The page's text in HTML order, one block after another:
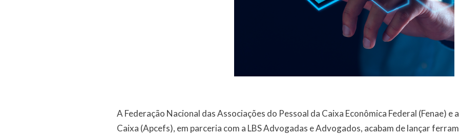
A Federação Nacional das Associações do Pessoal da Caixa Econômica Federal (Fenae) e
Caixa (Apcefs), em parceria com a LBS Advogadas e Advogados, acabam de lançar